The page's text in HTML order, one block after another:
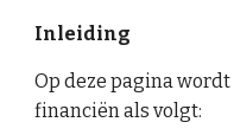
Inleiding
Op deze pagina
financiën als volgt: